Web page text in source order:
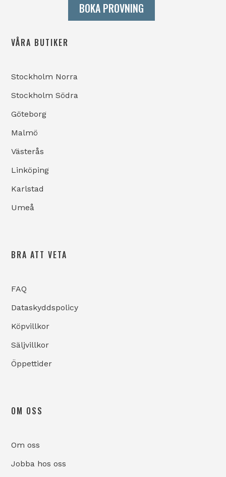
BOKA PROVNING
VÅRA BUTIKER
Stockholm Norra
Stockholm Södra
Göteborg
Malmö
Västerås
Linköping
Karlstad
Umeå
BRA ATT VETA
FAQ
Dataskyddspolicy
Köpvillkor
Säljvillkor
Öppettider
OM OSS
Om oss
Jobba hos oss